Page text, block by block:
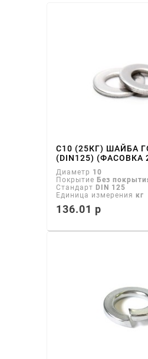
С10 (25КГ) ШАЙБА
(DIN125) (ФАСОВКА
Диаметр 10
Покрытие Без
Стандарт DIN 125
Единица измерения кг
136.01 р